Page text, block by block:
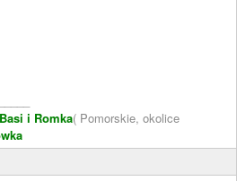
i Romka( Pomorskie, okolice